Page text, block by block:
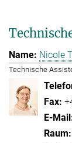
Nicole
Technische